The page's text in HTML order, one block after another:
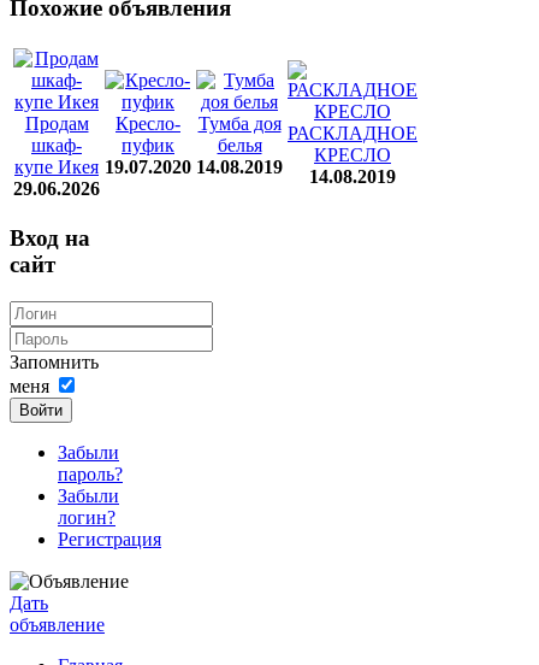
Похожие объявления
Продам
шкаф-
купе Икея
29.06.2026
Кресло-
пуфик
19.07.2020
Тумба доя
белья
14.08.2019
РАСКЛАДНОЕ
КРЕСЛО
14.08.2019
Вход на
сайт
Запомнить
меня
Войти
Забыли
пароль?
Забыли
логин?
Регистрация
Дать
объявление